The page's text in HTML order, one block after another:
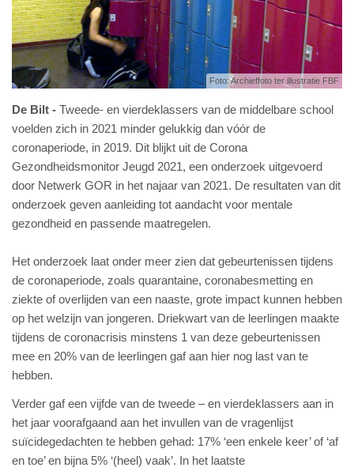
Foto: Archieffoto ter illustratie FBF
De Bilt
Tweede- en vierdeklassers van de middelbare school
voelden zich in 2021 minder gelukkig dan vóór de
coronaperiode, in 2019. Dit blijkt uit de Corona
Gezondheidsmonitor Jeugd 2021, een onderzoek uitgevoerd
door Netwerk GOR in het najaar van 2021. De resultaten van dit
onderzoek geven aanleiding tot aandacht voor mentale
gezondheid en passende maatregelen.
Het onderzoek laat onder meer zien dat gebeurtenissen tijdens
de coronaperiode, zoals quarantaine, coronabesmetting en
ziekte of overlijden van een naaste, grote impact kunnen hebben
op het welzijn van jongeren. Driekwart van de leerlingen maakte
tijdens de coronacrisis minstens 1 van deze gebeurtenissen
mee en 20% van de leerlingen gaf aan hier nog last van te
hebben.
Verder gaf een vijfde van de tweede – en vierdeklassers aan in
het jaar voorafgaand aan het invullen van de vragenlijst
suïcidegedachten te hebben gehad: 17% ‘een enkele keer’ of ‘af
en toe’ en bijna 5% ‘(heel) vaak’. In het laatste